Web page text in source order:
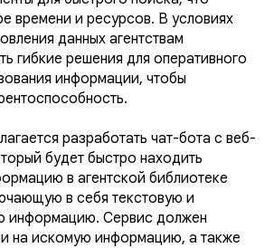
времени и ресурсов. В условиях
данных агентствам
гибкие решения для оперативного
информации, чтобы
разработать чат-бота с веб-
будет быстро находить
в агентской библиотеке
в себя текстовую и
информацию. Сервис должен
на искомую информацию, а также